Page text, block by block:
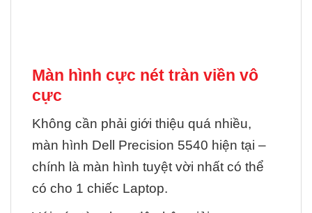
Màn hình cực nét tràn viền vô
cực
Không cần phải giới thiệu quá nhiều,
màn hình Dell Precision 5540 hiện tại –
chính là màn hình tuyệt vời nhất có thể
có cho 1 chiếc Laptop.